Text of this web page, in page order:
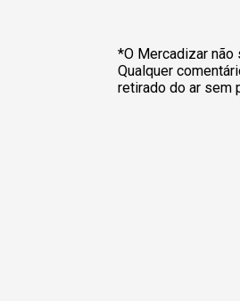
*O Mercadizar
Qualquer
retirado do ar sem